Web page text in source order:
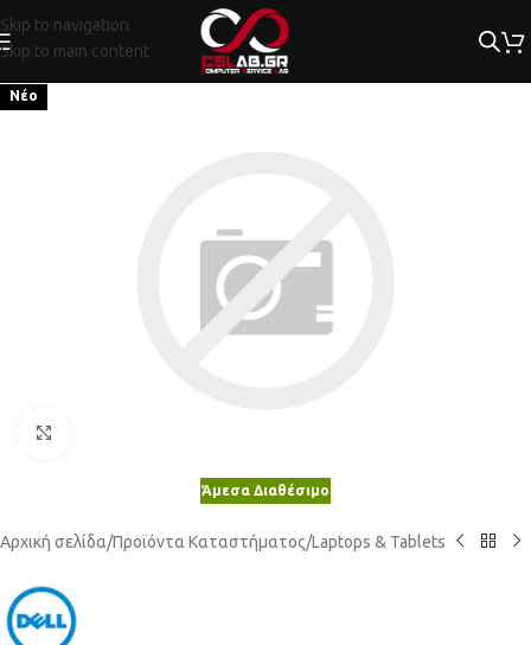
Skip to navigation
Skip to main content
Νέο
Άμεσα Διαθέσιμο
Αρχική σελίδα/Προϊόντα Καταστήματος/Laptops & Tablets